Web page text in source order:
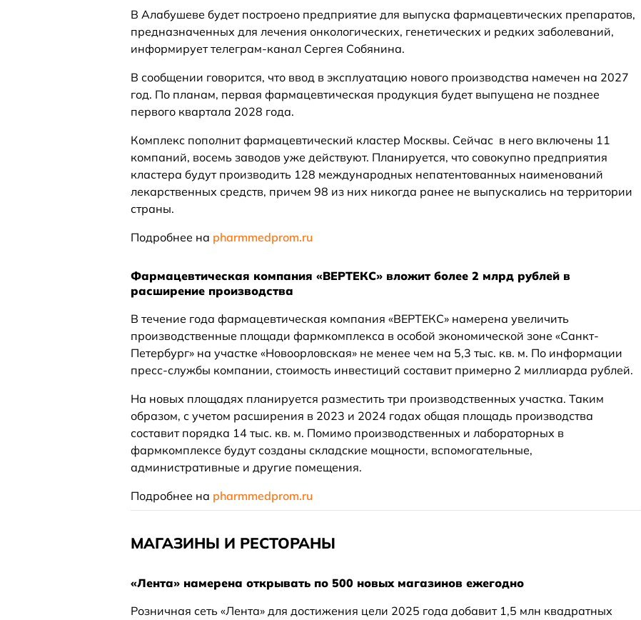
В Алабушеве будет построено предприятие для выпуска фармацевтических препаратов,
предназначенных для лечения онкологических, генетических и редких заболеваний,
информирует телеграм-канал Сергея Собянина.
В сообщении говорится, что ввод в эксплуатацию нового производства намечен на 2027
год. По планам, первая фармацевтическая продукция будет выпущена не позднее
первого квартала 2028 года.
Комплекс пополнит фармацевтический кластер Москвы. Сейчас в него включены 11
компаний, восемь заводов уже действуют. Планируется, что совокупно предприятия
кластера будут производить 128 международных непатентованных наименований
лекарственных средств, причем 98 из них никогда ранее не выпускались на территории
страны.
Подробнее на pharmmedprom.ru
Фармацевтическая компания «ВЕРТЕКС» вложит более 2 млрд рублей в
расширение производства
В течение года фармацевтическая компания «ВЕРТЕКС» намерена увеличить
производственные площади фармкомплекса в особой экономической зоне «Санкт-
Петербург» на участке «Новоорловская» не менее чем на 5,3 тыс. кв. м. По информации
пресс-службы компании, стоимость инвестиций составит примерно 2 миллиарда рублей.
На новых площадях планируется разместить три производственных участка. Таким
образом, с учетом расширения в 2023 и 2024 годах общая площадь производства
составит порядка 14 тыс. кв. м. Помимо производственных и лабораторных в
фармкомплексе будут созданы складские мощности, вспомогательные,
административные и другие помещения.
Подробнее на pharmmedprom.ru
МАГАЗИНЫ И РЕСТОРАНЫ
«Лента» намерена открывать по 500 новых магазинов ежегодно
Розничная сеть «Лента» для достижения цели 2025 года добавит 1,5 млн квадратных